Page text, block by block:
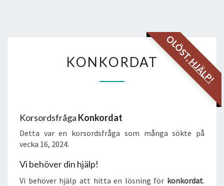
OLÖST,
HJÄLP!
KONKORDAT
KONKORDAT
Korsordsfråga Konkordat
Detta var en korsordsfråga som många sökte på
vecka 16, 2024.
Vi behöver din hjälp!
Vi behöver hjälp att hitta en lösning för konkordat.